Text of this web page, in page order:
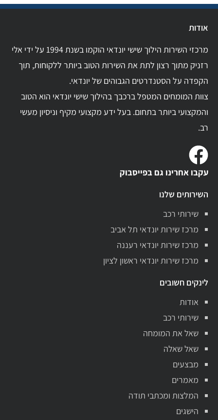
אודות
מרכזי השירות הילוך שישי יונדאי הוקמו בשנת 1994 על ידי אלי
רזניק מתוך רצון לתת את השירות הטוב ביותר ללקוחות, תוך
הקפדה על הסטנדרטים הגבוהים של יונדאי.
צוות המומחים המטפל ברכבך בהילוך שישי יונדאי הוא הטוב
והמקצועי ביותר בתחום. בעל ידע מקצועי מקיף וניסיון מעשי
רב.
עקבו אחרינו גם בפייסבוק
השירותים שלנו
שירותי רכב
מרכז שירות יונדאי תל אביב
מרכז שירות יונדאי רעננה
מרכז שירות יונדאי ראשון לציון
לינקים חשובים
אודות
שירותי רכב
שאל את המומחה
שאל שאלה
מבצעים
מאמרים
המלצות ומכתבי תודה
הישגים